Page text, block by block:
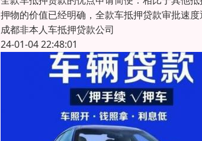
押物的价值已经明确，全款车抵押贷款审批速
成都非本人车抵押贷款公司
24-01-04 22:48:01